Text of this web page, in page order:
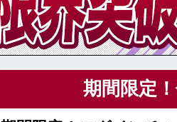
期間限定